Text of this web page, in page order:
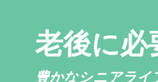
老後に必
豊かなシニアライ